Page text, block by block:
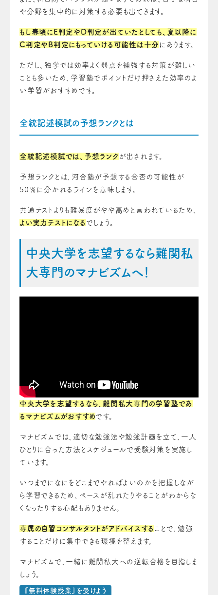
や分野を集中的に対策する必要も出てきます。
もし春頃にE判定やD判定が出ていたとしても、夏以降に
C判定やB判定にもっていける可能性は十分 にあります。
ただし、独学では効率よく弱点を補強する対策が難しい
ことも多いため、学習塾でポイントだけ押さえた効率のよ
い学習がおすすめです。
全統記述模試の予想ランクとは
全統記述模試では、予想ランク が出されます。
予想ランクとは、河合塾が予想する合否の可能性が
50％に分かれるラインを意味します。
共通テストよりも難易度がやや高めと言われているため、
よい実力テストになる でしょう。
中央大学を志望するなら難関私
大専門のマナビズムへ！
中央大学を志望するなら、難関私大専門の学習塾であ
るマナビズムがおすすめです。
マナビズムでは、適切な勉強法や勉強計画を立て、一人
ひとりに合った方法とスケジュールで受験対策を実施し
ています。
いつまでになにをどこまでやればよいのかを把握しなが
ら学習できるため、ペースが乱れたりやることがわからな
くなったりする心配もありません。
専属の自習コンサルタントがアドバイスする ことで、勉強
することだけに集中できる環境を整えます。
マナビズムで、一緒に難関私大への逆転合格を目指しま
しょう。
『無料体験授業』を受けよう